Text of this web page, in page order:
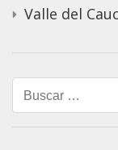
Valle del
Buscar: